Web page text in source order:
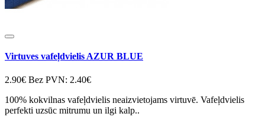
Virtuves vafeļdvielis AZUR BLUE
2.90€ Bez PVN: 2.40€
100% kokvilnas vafeļdvielis neaizvietojams virtuvē. Vafeļdvielis
perfekti uzsūc mitrumu un ilgi kalp..